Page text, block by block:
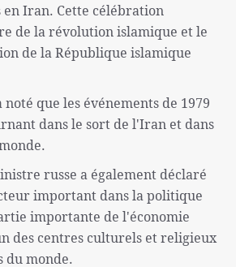
Iran. Cette célébration
de la révolution islamique et le
de la République islamique
que les événements de 1979
dans le sort de l'Iran et dans
russe a également déclaré
important dans la politique
importante de l'économie
des centres culturels et religieux
du monde.